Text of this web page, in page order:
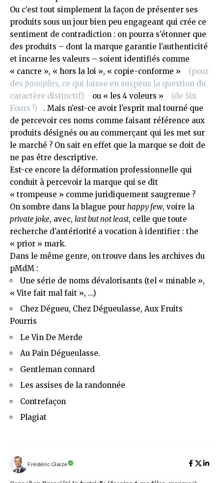
Ou c’est tout simplement la façon de présenter ses
produits sous un jour bien peu engageant qui crée ce
sentiment de contradiction : on pourra s’étonner que
des produits – dont la marque garantie l’authenticité
et incarne les valeurs – soient identifiés comme
« cancre », « hors la loi », « copie-conforme »
(pour
des panoplies, ce qui laisse en suspens la question du
caractère distinctif)
ou « les 4 voleurs »
(de Six
Fours !)
. Mais n’est-ce avoir l’esprit mal tourné que
de percevoir ces noms comme faisant référence aux
produits désignés ou au commerçant qui les met sur
le marché ? On sait en effet que la marque se doit de
ne pas être descriptive.
Est-ce encore la déformation professionnelle qui
conduit à percevoir la marque qui se dit
« trompeuse » comme juridiquement saugrenue ?
On sombre dans la blague pour happy few, voire la
private joke, avec, last but not least, celle que toute
recherche d’antériorité a vocation à identifier : the
« prior » mark.
Dans le même genre, on trouve dans les archives du
pMdM :
Une série de noms dévalorisants (tel « minable »,
« Vite fait mal fait », …)
Chez Dégueu, Chez Dégueulasse, Aux Fruits
Pourris
Le Vin De Merde
Au Pain Dégueulasse.
Gentleman connard
Les assises de la randonnée
Contrefaçon
Plagiat
Frédéric Glaize